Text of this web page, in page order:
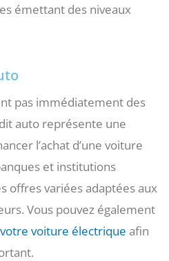
émettant des niveaux
pas immédiatement des
auto représente une
l’achat d’une voiture
et institutions
offres variées adaptées aux
Vous pouvez également
voiture électrique afin